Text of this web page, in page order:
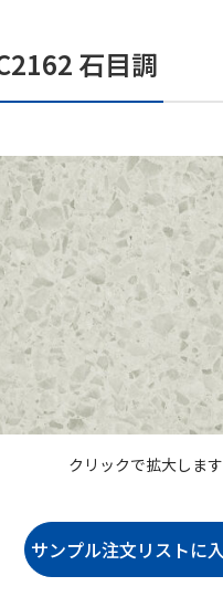
石目調
クリックで拡大します